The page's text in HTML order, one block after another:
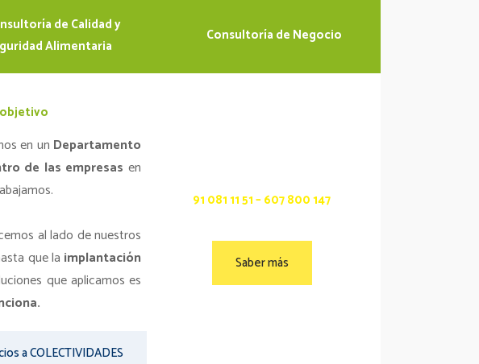
de Calidad y
Alimentaria
Consultoría de Negocio
en un Departamento
de las empresas en
al lado de nuestros
que la implantación
que aplicamos es
a COLECTIVIDADES
91 081 11 51 – 607 800 147
Saber más